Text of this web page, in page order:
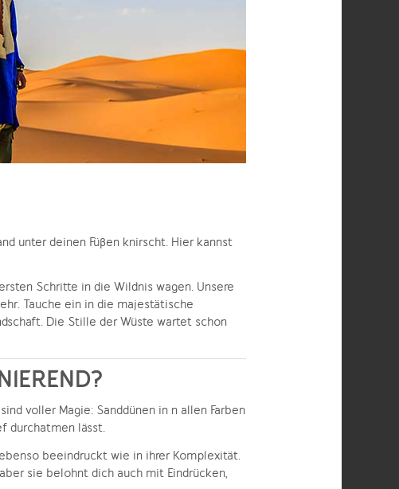
unter deinen Füßen knirscht. Hier kannst
Schritte in die Wildnis wagen. Unsere
Tauche ein in die majestätische
Die Stille der Wüste wartet schon
voller Magie: Sanddünen in n allen Farben
durchatmen lässt.
beeindruckt wie in ihrer Komplexität.
sie belohnt dich auch mit Eindrücken,